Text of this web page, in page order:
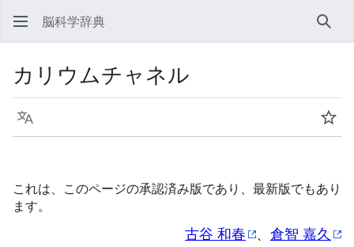
脳科学辞典 検索
カリウムチャネル
言語 ウ
これは、このページの承認済み版であり、最新版でもあり
ます。
古谷 和春 、 倉智 嘉久